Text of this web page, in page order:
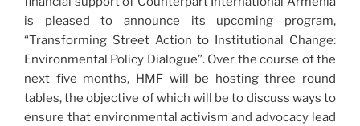
is pleased to announce its upcoming program,
“Transforming Street Action to Institutional Change:
Environmental Policy Dialogue”. Over the course of the
next five months, HMF will be hosting three round
tables, the objective of which will be to discuss ways to
ensure that environmental activism and advocacy lead